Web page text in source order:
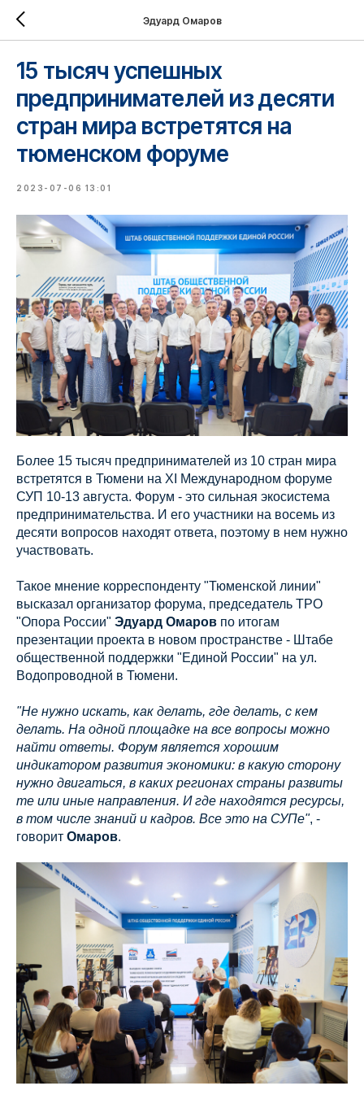
Эдуард Омаров
15 тысяч успешных
предпринимателей из десяти
стран мира встретятся на
тюменском форуме
2023-07-06 13:01
Более 15 тысяч предпринимателей из 10 стран мира
встретятся в Тюмени на XI Международном форуме
СУП 10-13 августа. Форум - это сильная экосистема
предпринимательства. И его участники на восемь из
десяти вопросов находят ответа, поэтому в нем нужно
участвовать.
Такое мнение корреспонденту "Тюменской линии"
высказал организатор форума, председатель ТРО
"Опора России" Эдуард Омаров по итогам
презентации проекта в новом пространстве - Штабе
общественной поддержки "Единой России" на ул.
Водопроводной в Тюмени.
"Не нужно искать, как делать, где делать, с кем
делать. На одной площадке на все вопросы можно
найти ответы. Форум является хорошим
индикатором развития экономики: в какую сторону
нужно двигаться, в каких регионах страны развиты
те или иные направления. И где находятся ресурсы,
в том числе знаний и кадров. Все это на СУПе", -
говорит Омаров.